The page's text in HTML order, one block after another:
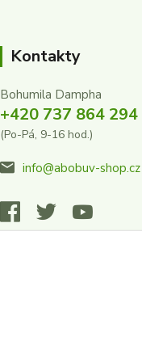
Kontakty
Bohumila Dampha
+420 737 864 294
(Po-Pá, 9-16 hod.)
info@abobuv-shop.cz